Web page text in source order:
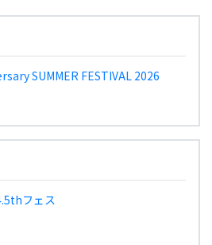
SUMMER FESTIVAL 2026
フェス